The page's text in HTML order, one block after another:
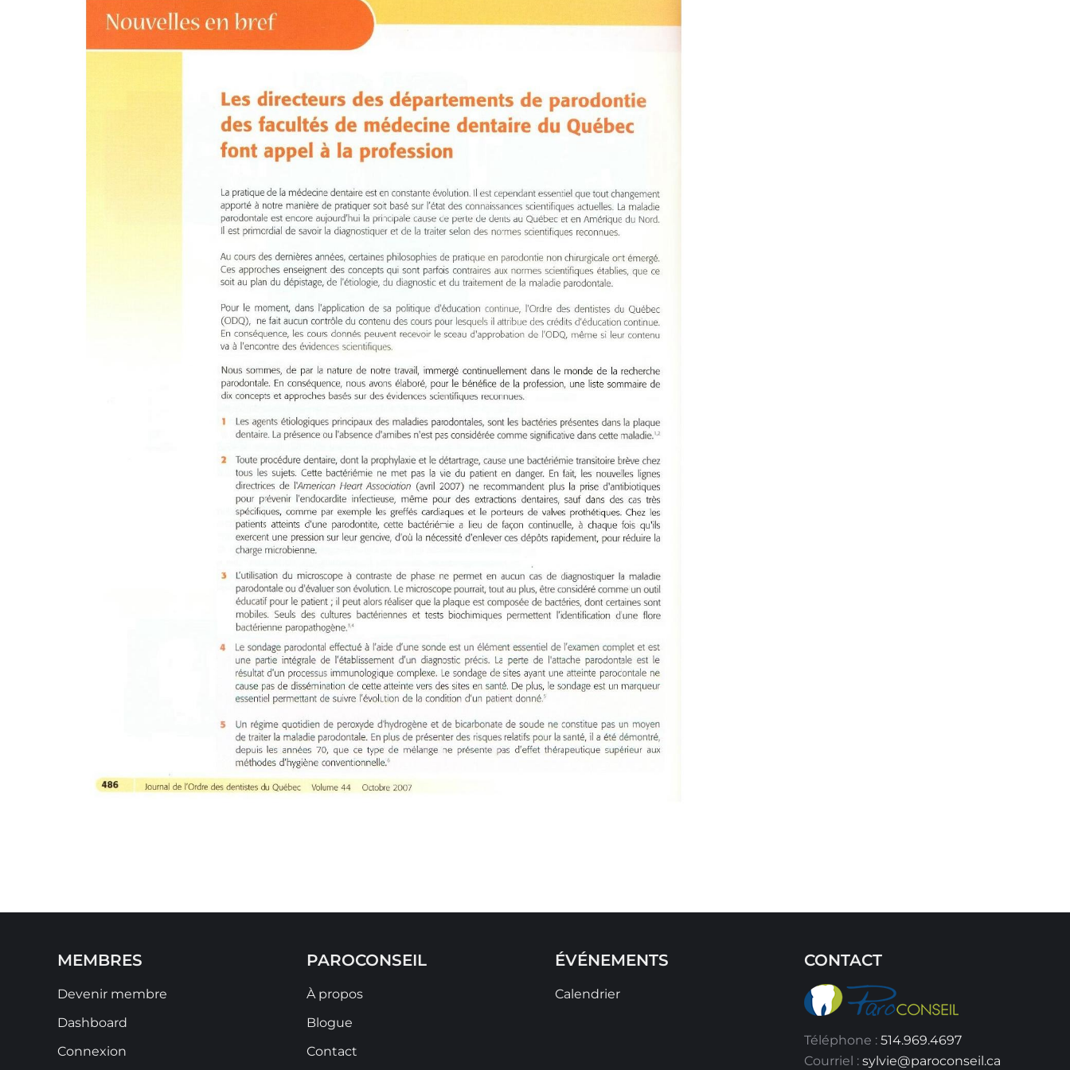
MEMBRES
Devenir membre
Dashboard
Connexion
PAROCONSEIL
À propos
Blogue
Contact
ÉVÉNEMENTS
Calendrier
CONTACT
Téléphone : 514.969.4697
Courriel : sylvie@paroconseil.ca